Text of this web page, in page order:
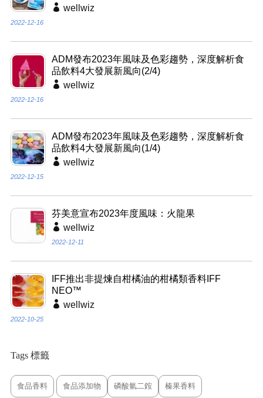
wellwiz
2022-12-16
ADM發布2023年風味及色彩趨勢，深度解析食
品飲料4大發展新風向(2/4)
wellwiz
2022-12-16
ADM發布2023年風味及色彩趨勢，深度解析食
品飲料4大發展新風向(1/4)
wellwiz
2022-12-15
芬美意宣布2023年度風味：火龍果
wellwiz
2022-12-11
IFF推出非提煉自柑橘油的柑橘類香料IFF
NEO™
wellwiz
2022-10-25
Tags 標籤
食品香料 食品添加物 磷酸氫二銨 榛果香料